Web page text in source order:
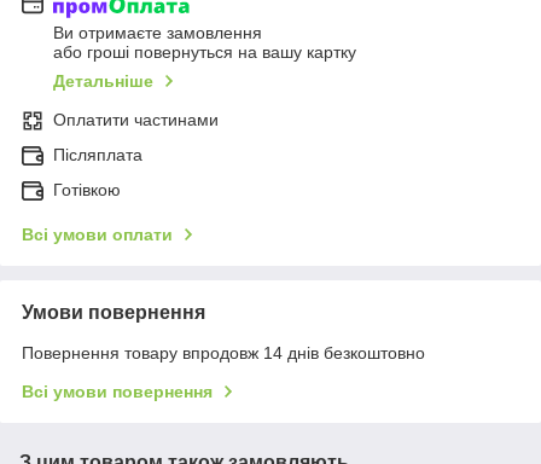
Ви отримаєте замовлення
або гроші повернуться на вашу картку
Детальніше
Оплатити частинами
Післяплата
Готівкою
Всі умови оплати
Умови повернення
Повернення товару впродовж 14 днів безкоштовно
Всі умови повернення